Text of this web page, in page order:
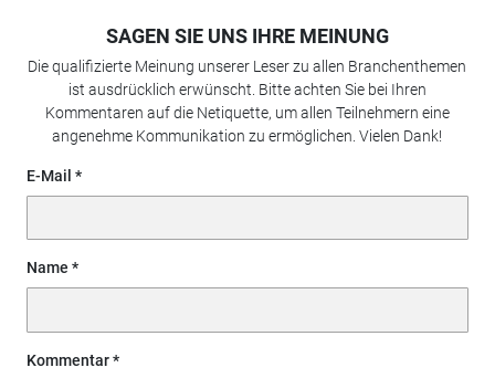
SAGEN SIE UNS IHRE MEINUNG
Die qualifizierte Meinung unserer Leser zu allen Branchenthemen
ist ausdrücklich erwünscht. Bitte achten Sie bei Ihren
Kommentaren auf die Netiquette, um allen Teilnehmern eine
angenehme Kommunikation zu ermöglichen. Vielen Dank!
E-Mail
Name
Kommentar